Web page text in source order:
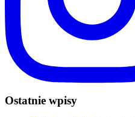
Ostatnie wpisy